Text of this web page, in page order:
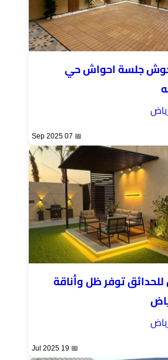
جلسة احواش حي
📅 07 Sep 2025
توفر ظل وأناقة
📅 19 Jul 2025